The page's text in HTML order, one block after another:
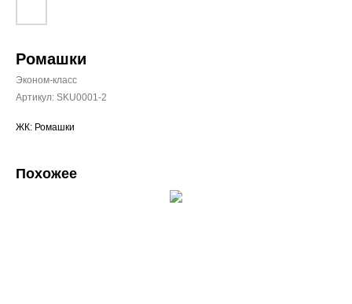
Ромашки
Эконом-класс
Артикул: SKU0001-2
ЖК: Ромашки
Похожее